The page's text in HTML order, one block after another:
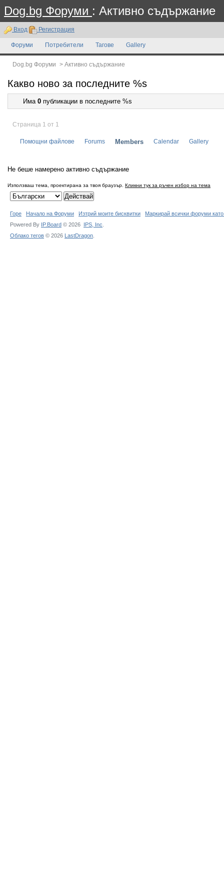
Dog.bg Форуми : Активно съдържание
Вход Регистрация
Форуми Потребители Тагове Gallery
Dog.bg Форуми > Активно съдържание
Какво ново за последните %s
Има 0 публикации в последните %s
Страница 1 от 1
Помощни файлове Forums Members Calendar Gallery
Не беше намерено активно съдържание
Използваш тема, проектирана за твоя браузър. Кликни тук за ръчен избор на тема
Горе Начало на Форуми Изтрий моите бисквитки
Маркирай всички форуми
Powered By IP.Board © 2026 IPS, Inc
Облако тегов © 2026 LastDragon